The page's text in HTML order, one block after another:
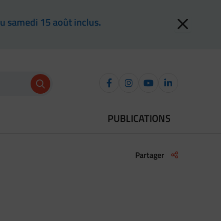
samedi 15 août inclus.
Recherche FacebookInstagram
YouTubeLinkedIn
PUBLICATIONS
Partager Liste des liens